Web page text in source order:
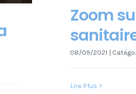
Zoom
08/09/2021 |
Lire Plus